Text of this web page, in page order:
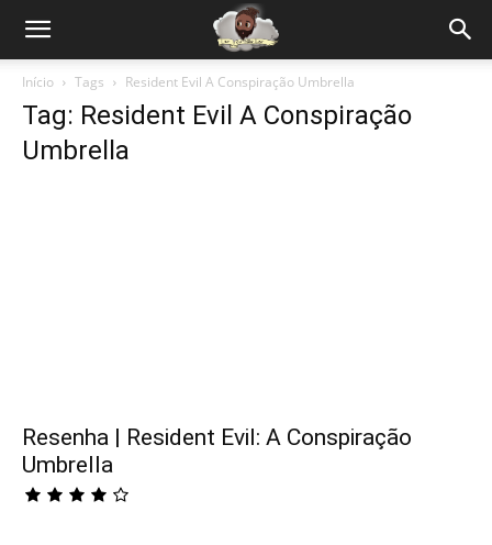
Início Tags Resident Evil A Conspiração Umbrella
Tag: Resident Evil A Conspiração
Umbrella
Resenha | Resident Evil: A Conspiração
Umbrella